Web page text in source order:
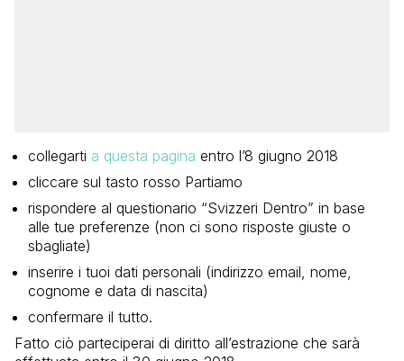
collegarti a questa pagina entro l’8 giugno 2018
cliccare sul tasto rosso Partiamo
rispondere al questionario “Svizzeri Dentro” in base
alle tue preferenze (non ci sono risposte giuste o
sbagliate)
inserire i tuoi dati personali (indirizzo email, nome,
cognome e data di nascita)
confermare il tutto.
Fatto ciò parteciperai di diritto all’estrazione che sarà